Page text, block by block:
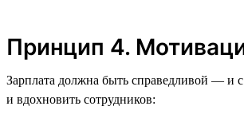
Принцип 4.
Зарплата должна быть справедливой — и
и вдохновить сотрудников: